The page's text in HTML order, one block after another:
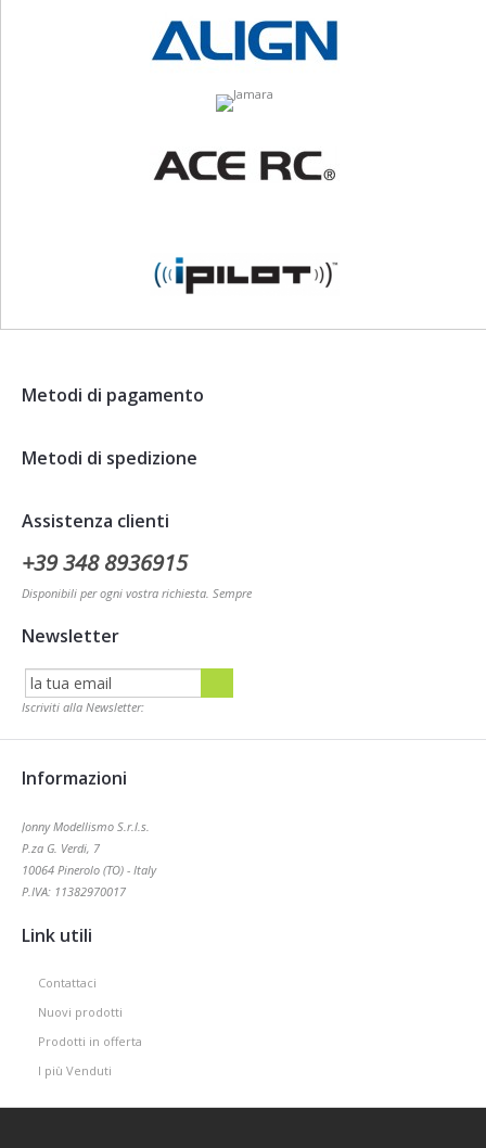
Metodi di pagamento
Metodi di spedizione
Assistenza clienti
+39 348 8936915
Disponibili per ogni vostra richiesta. Sempre
Newsletter
Iscriviti alla Newsletter:
Informazioni
Jonny Modellismo S.r.l.s.
P.za G. Verdi, 7
10064 Pinerolo (TO) - Italy
P.IVA: 11382970017
Link utili
Contattaci
Nuovi prodotti
Prodotti in offerta
I più Venduti